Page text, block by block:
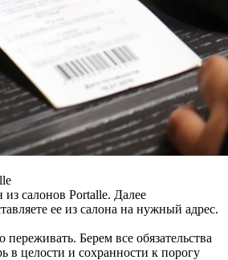
салонов Portalle. Далее
ее из салона на нужный адрес.
Берем все обязательства
в целости и сохранности к порогу